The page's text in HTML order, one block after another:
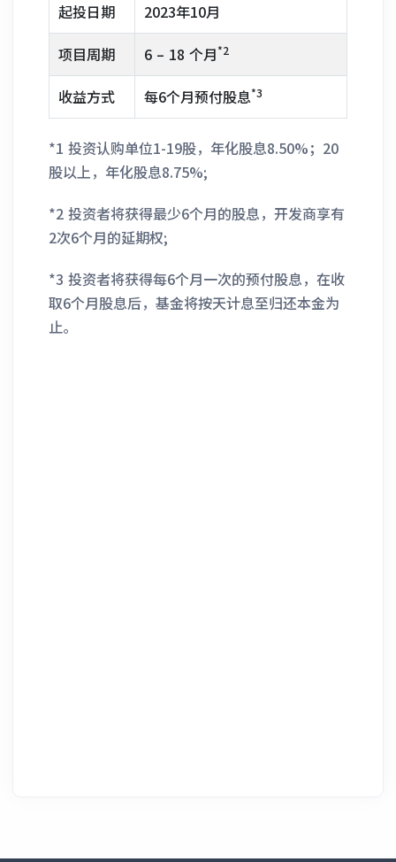
起投日期
2023年10月
项目周期
6 – 18 个月*2
收益方式 每6个月预付股息*3
*1 投资认购单位1-19股，年化股息8.50%；20
股以上，年化股息8.75%;
*2 投资者将获得最少6个月的股息，开发商享有
2次6个月的延期权;
*3 投资者将获得每6个月一次的预付股息，在收
取6个月股息后，基金将按天计息至归还本金为
止。